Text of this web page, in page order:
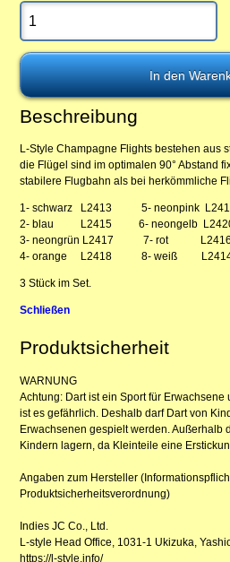
Beschreibung
L-Style Champagne Flights bestehen aus
die Flügel sind im optimalen 90° Abstand
stabilere Flugbahn als bei herkömmliche
1- schwarz L2413 5- neonpink
2- blau L2415 6- neongelb
3- neongrün L2417 7- rot L2416
4- orange L2418 8- weiß
3 Stück im Set.
Schließen
Produktsicherheit
WARNUNG
Achtung: Dart ist ein Sport für
ist es gefährlich. Deshalb darf Dart von
Erwachsenen gespielt werden. Außerhalb
Kindern lagern, da Kleinteile eine
Angaben zum Hersteller
Produktsicherheitsverordnung)
Indies JC Co., Ltd.
L-style Head Office, 1031-1 Ukizuka,
https://l-style.info/